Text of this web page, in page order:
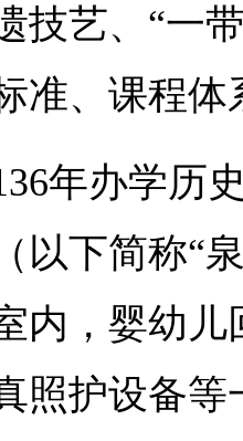
技艺、“一
准、课程
年办学历
以下简称“
内，婴幼
照护设备